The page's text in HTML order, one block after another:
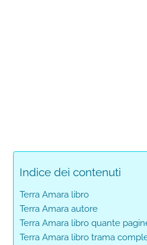
Indice dei contenuti
Terra Amara libro
Terra Amara autore
Terra Amara libro quante
Terra Amara libro trama